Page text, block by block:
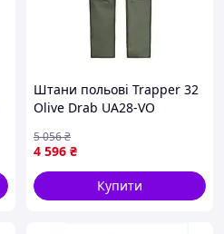
Штани польові Trapper 32
Olive Drab UA28-VO
4 596 ₴
5 056₴
Купити